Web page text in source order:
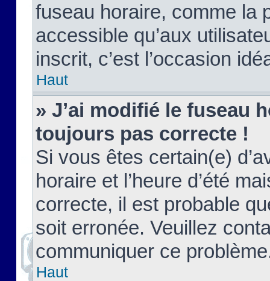
fuseau horaire, comme la
accessible qu’aux
inscrit, c’est l’occasion
Haut
» J’ai modifié le fuseau
toujours pas correcte !
Si vous êtes certain(e)
horaire et l’heure d’été
correcte, il est probable
soit erronée. Veuillez
communiquer ce
Haut